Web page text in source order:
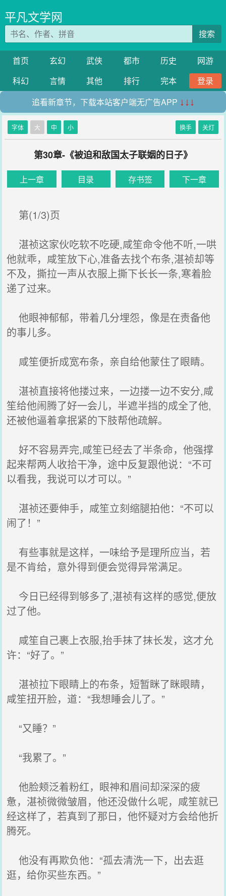
平凡文学网
搜索
首页 玄幻 武侠 都市 历史
网游
科幻
言情 其他 排行 完本
登录
追看新章节，下载本站客户端无广告APP ↓↓↓
字体 大 中 小 换手 关灯
第30章-《被迫和敌国太子联姻的日子》
上一章 目录 存书签 下一章
第(1/3)页
湛祯这家伙吃软不吃硬,咸笙命令他不听,一哄
他就乖，咸笙放下心,准备去找个布条,湛祯却等
不及，撕拉一声从衣服上撕下长长一条,寒着脸
递了过来。
他眼神郁郁，带着几分埋怨，像是在责备他
的事儿多。
咸笙便折成宽布条，亲自给他蒙住了眼睛。
湛祯直接将他搂过来，一边搂一边不安分,咸
笙给他闹腾了好一会儿，半遮半挡的成全了他,
还被他逼着拿抿紧的下肢帮他疏解。
好不容易弄完,咸笙已经去了半条命，他强撑
起来帮两人收拾干净，途中反复跟他说：“不可
以看我，我说可以才可以。”
湛祯还要伸手，咸笙立刻缩腿拍他：“不可以
闹了！”
有些事就是这样，一味给予是理所应当，若
是不肯给，意外得到便会觉得异常满足。
今日已经得到够多了,湛祯有这样的感觉,便放
过了他。
咸笙自己裹上衣服,抬手抹了抹长发，这才允
许：“好了。”
湛祯拉下眼睛上的布条，短暂眯了眯眼睛，
咸笙扭开脸，道：“我想睡会儿了。”
“又睡？”
“我累了。”
他脸颊泛着粉红，眼神和眉间却深深的疲
惫，湛祯微微皱眉，他还没做什么呢，咸笙就已
经这样了，若真到了那日，他怀疑对方会给他折
腾死。
他没有再欺负他：“孤去清洗一下，出去逛
逛，给你买些东西。”